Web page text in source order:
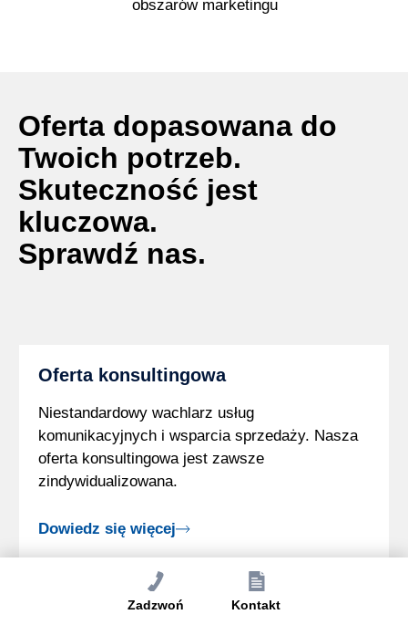
obszarów marketingu
Oferta dopasowana do
Twoich potrzeb.
Skuteczność jest
kluczowa.
Sprawdź nas.
Oferta konsultingowa
Niestandardowy wachlarz usług
komunikacyjnych i wsparcia sprzedaży. Nasza
oferta konsultingowa jest zawsze
zindywidualizowana.
Dowiedz się więcej
Oferta produktowa
Zadzwoń Kontakt